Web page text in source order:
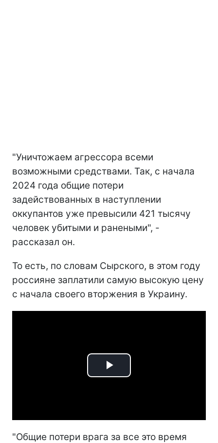
"Уничтожаем агрессора всеми
возможными средствами. Так, с начала
2024 года общие потери
задействованных в наступлении
оккупантов уже превысили 421 тысячу
человек убитыми и ранеными", -
рассказал он.
То есть, по словам Сырского, в этом году
россияне заплатили самую высокую цену
с начала своего вторжения в Украину.
Play
"Общие потери врага за все это время